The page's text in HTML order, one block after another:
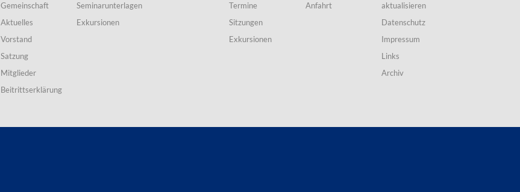
Gemeinschaft
Aktuelles
Vorstand
Satzung
Mitglieder
Beitrittserklärung
Seminarunterlagen
Exkursionen
Termine
Sitzungen
Exkursionen
Anfahrt
aktualisieren
Datenschutz
Impressum
Links
Archiv